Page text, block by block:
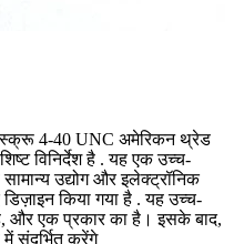
स्क्रू 4-40 UNC अमेरिकन थ्रेड
विनिर्देश है . यह एक उच्च-
उद्योग और इलेक्ट्रॉनिक
किया गया है . यह उच्च-
है, और एक प्रकार का है। इसके बाद,
में संदर्भित करेंगे